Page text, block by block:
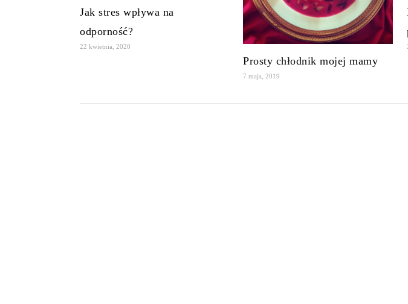
Jak stres wpływa na
odporność?
22 kwietnia, 2020
Prosty chłodnik mojej mamy
7 maja, 2019